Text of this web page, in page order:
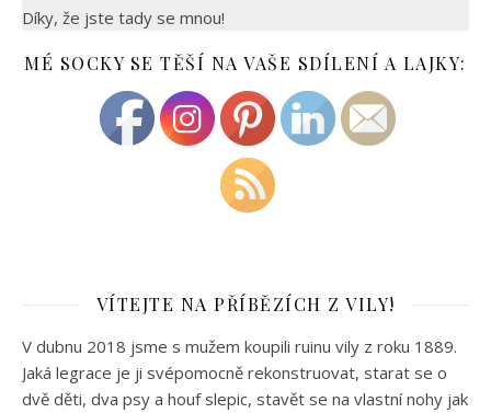
Díky, že jste tady se mnou!
MÉ SOCKY SE TĚŠÍ NA VAŠE SDÍLENÍ A LAJKY:
VÍTEJTE NA PŘÍBĚZÍCH Z VILY!
V dubnu 2018 jsme s mužem koupili ruinu vily z roku 1889.
Jaká legrace je ji svépomocně rekonstruovat, starat se o
dvě děti, dva psy a houf slepic, stavět se na vlastní nohy jak